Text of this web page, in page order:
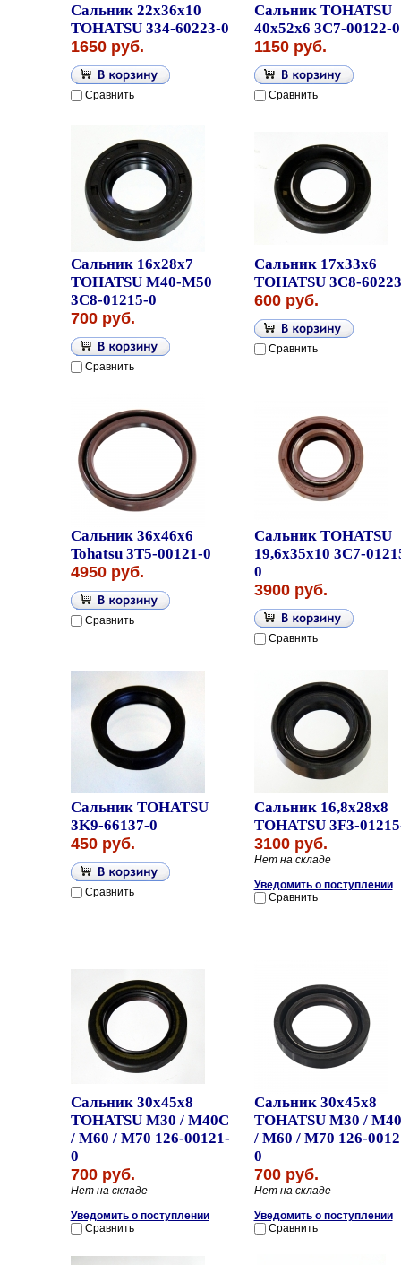
Сальник 22x36x10
TOHATSU 334-60223-0
1650 руб.
Сравнить
Сальник TOHATSU
40x52x6 3C7-00122-0
1150 руб.
Сравнить
Сальник 16x28x7
TOHATSU M40-M50
3C8-01215-0
700 руб.
Сравнить
Сальник 17x33x6
TOHATSU 3C8-
600 руб.
Сравнить
Сальник 36x46x6
Tohatsu 3T5-00121-0
4950 руб.
Сравнить
Сальник TOHATSU
19,6x35x10 3C7-
0
3900 руб.
Сравнить
Сальник TOHATSU
3K9-66137-0
450 руб.
Сравнить
Сальник 16,8x28x8
TOHATSU 3F3-
3100 руб.
Нет на складе
Уведомить о поступлении
Сравнить
Сальник 30x45x8
TOHATSU M30 / M40C
/ M60 / M70 126-00121-
0
700 руб.
Нет на складе
Уведомить о поступлении
Сравнить
Сальник 30x45x8
TOHATSU M30 /
/ M60 / M70 126-
0
700 руб.
Нет на складе
Уведомить о поступлении
Сравнить